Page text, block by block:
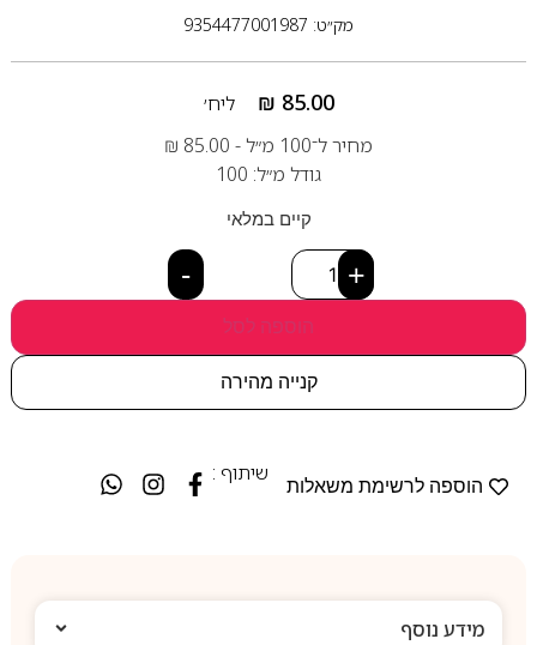
מק״ט: 9354477001987
₪ 85.00
ליח׳
מחיר ל־100 מ״ל -
₪ 85.00
גודל מ״ל: 100
קיים במלאי
- +
הוספה לסל
קנייה מהירה
הוספה לרשימת משאלות
שיתוף :
מידע נוסף